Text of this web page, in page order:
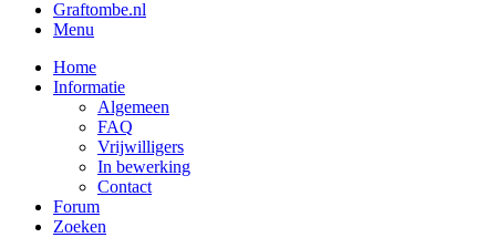
Graftombe.nl
Menu
Home
Informatie
Algemeen
FAQ
Vrijwilligers
In bewerking
Contact
Forum
Zoeken